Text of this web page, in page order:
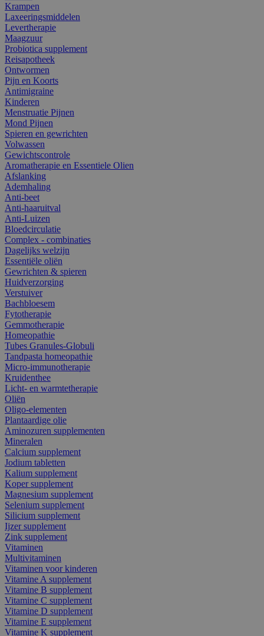
Krampen
Laxeeringsmiddelen
Levertherapie
Maagzuur
Probiotica supplement
Reisapotheek
Ontwormen
Pijn en Koorts
Antimigraine
Kinderen
Menstruatie Pijnen
Mond Pijnen
Spieren en gewrichten
Volwassen
Gewichtscontrole
Aromatherapie en Essentiele Olien
Afslanking
Ademhaling
Anti-beet
Anti-haaruitval
Anti-Luizen
Bloedcirculatie
Complex - combinaties
Dagelijks welzijn
Essentiële oliën
Gewrichten & spieren
Huidverzorging
Verstuiver
Bachbloesem
Fytotherapie
Gemmotherapie
Homeopathie
Tubes Granules-Globuli
Tandpasta homeopathie
Micro-immunotherapie
Kruidenthee
Licht- en warmtetherapie
Oliën
Oligo-elementen
Plantaardige olie
Aminozuren supplementen
Mineralen
Calcium supplement
Jodium tabletten
Kalium supplement
Koper supplement
Magnesium supplement
Selenium supplement
Silicium supplement
Ijzer supplement
Zink supplement
Vitaminen
Multivitaminen
Vitaminen voor kinderen
Vitamine A supplement
Vitamine B supplement
Vitamine C supplement
Vitamine D supplement
Vitamine E supplement
Vitamine K supplement